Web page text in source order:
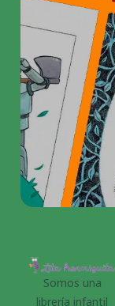
Somos una
librería infantil